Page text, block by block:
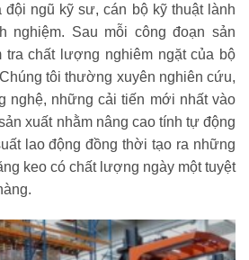
đội ngũ kỹ sư, cán bộ kỹ thuật lành
nghiệm. Sau mỗi công đoạn sản
tra chất lượng nghiêm ngặt của bộ
tôi thường xuyên nghiên cứu,
nghệ, những cải tiến mới nhất vào
xuất nhằm nâng cao tính tự động
lao động đồng thời tạo ra những
keo có chất lượng ngày một tuyệt